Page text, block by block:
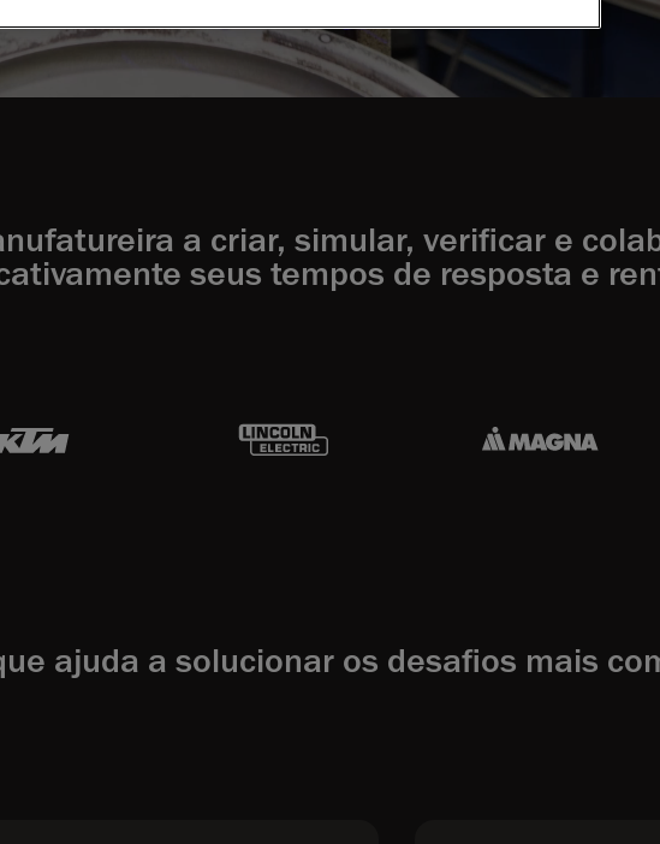
a criar, simular, verificar e
seus tempos de resposta e
ajuda a solucionar os desafios mais